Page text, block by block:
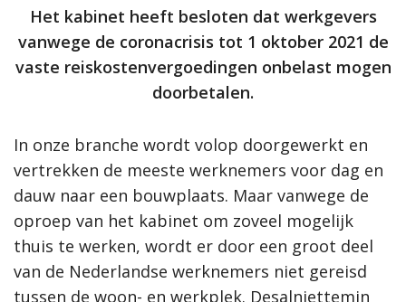
Het kabinet heeft besloten dat werkgevers
vanwege de coronacrisis tot 1 oktober 2021 de
vaste reiskostenvergoedingen onbelast mogen
doorbetalen.
In onze branche wordt volop doorgewerkt en
vertrekken de meeste werknemers voor dag en
dauw naar een bouwplaats. Maar vanwege de
oproep van het kabinet om zoveel mogelijk
thuis te werken, wordt er door een groot deel
van de Nederlandse werknemers niet gereisd
tussen de woon- en werkplek. Desalniettemin